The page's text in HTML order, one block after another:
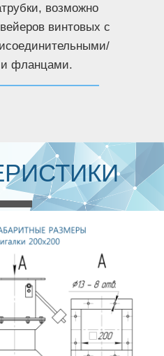
возможно
винтовых с
фланцами.